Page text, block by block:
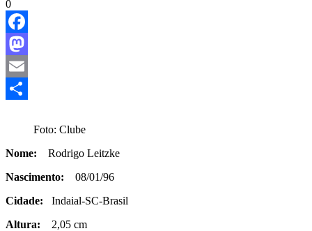
0
Facebook
Mastodon
Email
Foto: Clube
Nome: Rodrigo Leitzke
Nascimento: 08/01/96
Cidade: Indaial-SC-Brasil
Altura: 2,05 cm